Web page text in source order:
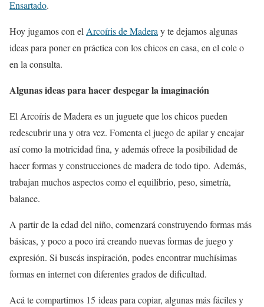
Ensartado.
Hoy jugamos con elArcoíris de Maderay te dejamos algunas
ideas para poner en práctica con los chicos en casa, en el cole o
en la consulta.
Algunas ideas para hacer despegar la imaginación
El Arcoíris de Madera es un juguete que los chicos pueden
redescubrir una y otra vez. Fomenta el juego de apilar y encajar
así como la motricidad fina, y además ofrece la posibilidad de
hacer formas y construcciones de madera de todo tipo. Además,
trabajan muchos aspectos como el equilibrio, peso, simetría,
balance.
A partir de la edad del niño, comenzará construyendo formas más
básicas, y poco a poco irá creando nuevas formas de juego y
expresión. Si buscás inspiración, podes encontrar muchísimas
formas en internet con diferentes grados de dificultad.
Acá te compartimos 15 ideas para copiar, algunas más fáciles y